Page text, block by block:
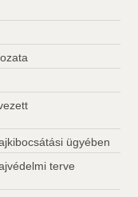
ügyében
terve